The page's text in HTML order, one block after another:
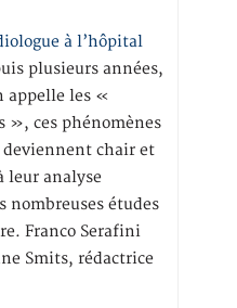
à l’hôpital
plusieurs années,
appelle les «
», ces phénomènes
deviennent chair et
leur analyse
nombreuses études
Franco Serafini
Smits, rédactrice